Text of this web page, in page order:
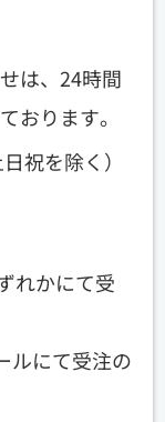
は、24時間
おります。
祝を除く）
れかにて受
ルにて受注の